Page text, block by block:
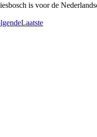
is voor de
Laatste